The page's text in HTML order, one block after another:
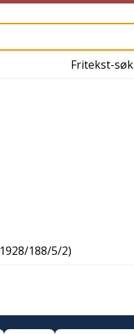
Fritekst-søk
1928/188/5/2)